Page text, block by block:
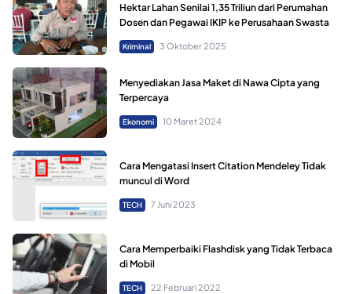
Hektar Lahan Senilai 1,35 Triliun dari Perumahan
Dosen dan Pegawai IKIP ke Perusahaan Swasta
Kriminal 3 Oktober 2025
Menyediakan Jasa Maket di Nawa Cipta yang
Terpercaya
Ekonomi 10 Maret 2024
Cara Mengatasi Insert Citation Mendeley Tidak
muncul di Word
TECH 7 Juni 2023
Cara Memperbaiki Flashdisk yang Tidak Terbaca
di Mobil
TECH 22 Februari 2022